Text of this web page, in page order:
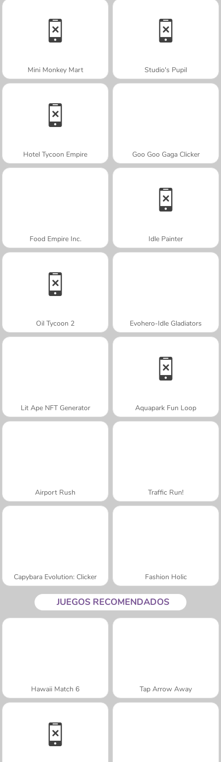
Mini Monkey Mart Studio's Pupil
Hotel Tycoon Empire Goo Goo Gaga Clicker
Food Empire Inc. Idle Painter
Oil Tycoon 2 Evohero-Idle Gladiators
Lit Ape NFT Generator Aquapark Fun Loop
Airport Rush Traffic Run!
Capybara Evolution: Clicker Fashion Holic
JUEGOS RECOMENDADOS
Hawaii Match 6 Tap Arrow Away